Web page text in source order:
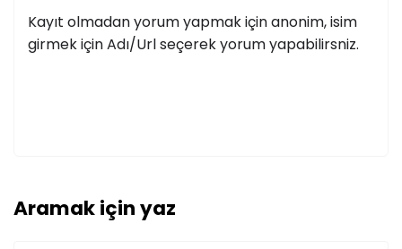
Kayıt olmadan yorum yapmak için anonim, isim
girmek için Adı/Url seçerek yorum yapabilirsniz.
Aramak için yaz